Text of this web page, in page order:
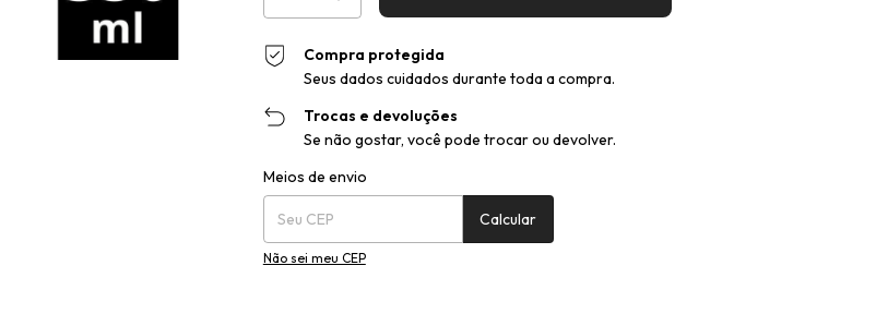
Compra protegida
Seus dados cuidados durante toda a compra.
Trocas e devoluções
Se não gostar, você pode trocar ou devolver.
Entregas para o CEP:
Meios de envio
Calcular
Não sei meu CEP